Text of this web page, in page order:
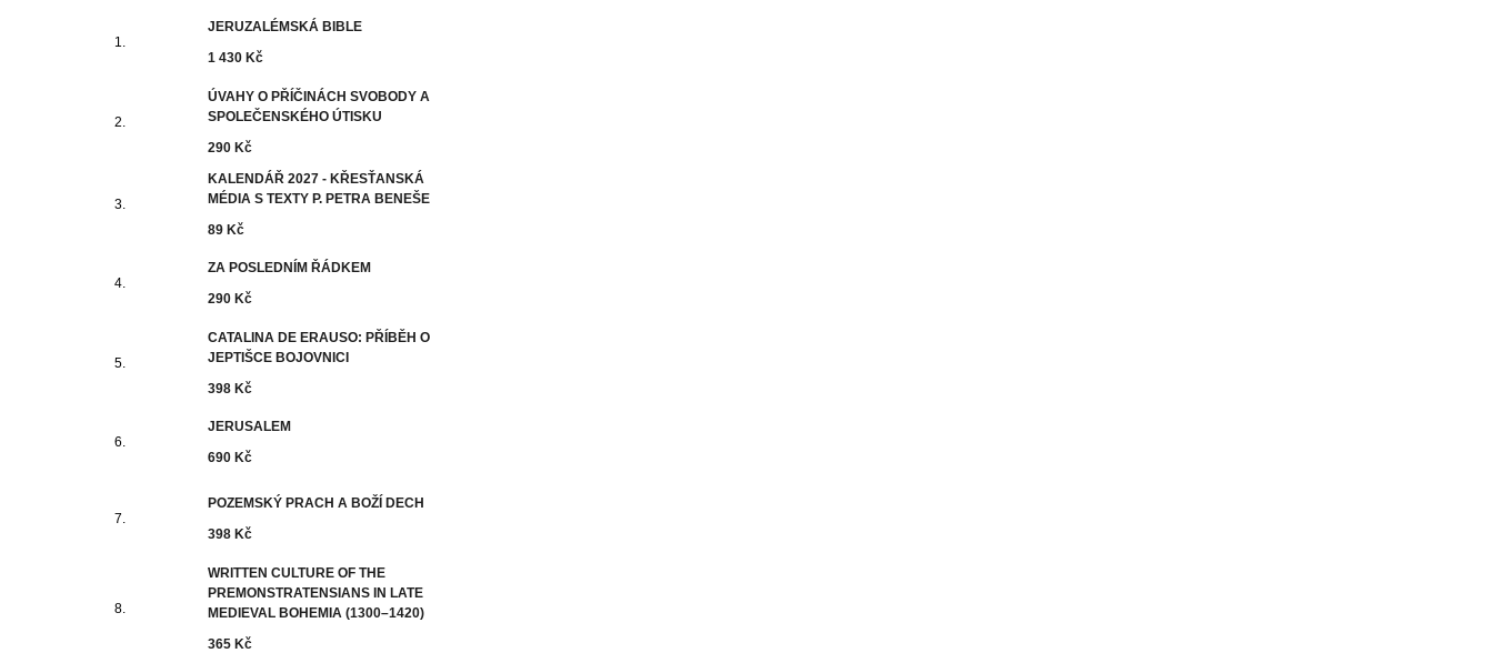
JERUZALÉMSKÁ BIBLE
1 430 Kč
ÚVAHY O PŘÍČINÁCH SVOBODY A
SPOLEČENSKÉHO ÚTISKU
290 Kč
KALENDÁŘ 2027 - KŘESŤANSKÁ
MÉDIA S TEXTY P. PETRA BENEŠE
89 Kč
ZA POSLEDNÍM ŘÁDKEM
290 Kč
CATALINA DE ERAUSO: PŘÍBĚH O
JEPTIŠCE BOJOVNICI
398 Kč
JERUSALEM
690 Kč
POZEMSKÝ PRACH A BOŽÍ DECH
398 Kč
WRITTEN CULTURE OF THE
PREMONSTRATENSIANS IN LATE
MEDIEVAL BOHEMIA (1300–1420)
365 Kč